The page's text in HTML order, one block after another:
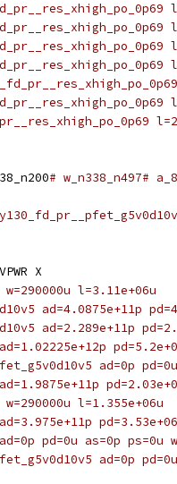
# w_n338_n497#
X
l=3.11e+06u
ad=4.0875e+11p
ad=2.289e+11p
ad=0p
l=1.355e+06u
pd=0u as=0p ps=0u
ad=0p